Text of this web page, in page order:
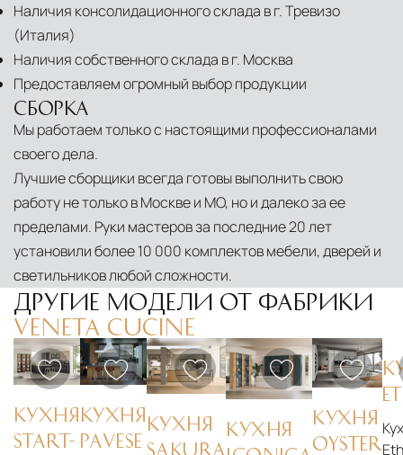
Наличия консолидационного склада в г. Тревизо
(Италия)
Наличия собственного склада в г. Москва
Предоставляем огромный выбор продукции
СБОРКА
Мы работаем только с настоящими профессионалами
своего дела.
Лучшие сборщики всегда готовы выполнить свою
работу не только в Москве и МО, но и далеко за ее
пределами. Руки мастеров за последние 20 лет
установили более 10 000 комплектов мебели, дверей и
светильников любой сложности.
ДРУГИЕ МОДЕЛИ ОТ ФАБРИКИ
VENETA CUCINE
КУХНЯ
START-
КУХНЯ
PAVESE
КУХНЯ
SAKURA
КУХНЯ
КУХНЯ
OYSTER